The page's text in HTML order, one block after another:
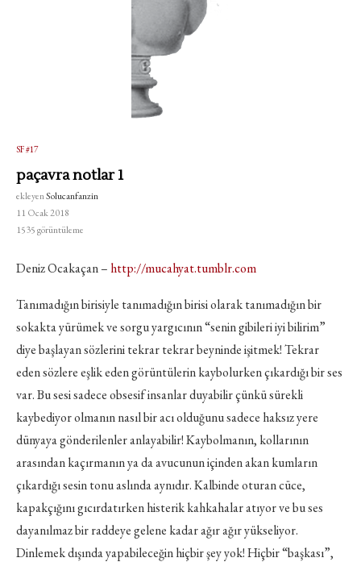
SF #17
paçavra notlar 1
ekleyenSolucanfanzin
11 Ocak 2018
1535görüntüleme
Deniz Ocakaçan – http://mucahyat.tumblr.com
Tanımadığın birisiyle tanımadığın birisi olarak tanımadığın bir
sokakta yürümek ve sorgu yargıcının “senin gibileri iyi bilirim”
diye başlayan sözlerini tekrar tekrar beyninde işitmek! Tekrar
eden sözlere eşlik eden görüntülerin kaybolurken çıkardığı bir ses
var. Bu sesi sadece obsesif insanlar duyabilir çünkü sürekli
kaybediyor olmanın nasıl bir acı olduğunu sadece haksız yere
dünyaya gönderilenler anlayabilir! Kaybolmanın, kollarının
arasından kaçırmanın ya da avucunun içinden akan kumların
çıkardığı sesin tonu aslında aynıdır. Kalbinde oturan cüce,
kapakçığını gıcırdatırken histerik kahkahalar atıyor ve bu ses
dayanılmaz bir raddeye gelene kadar ağır ağır yükseliyor.
Dinlemek dışında yapabileceğin hiçbir şey yok! Hiçbir “başkası”,